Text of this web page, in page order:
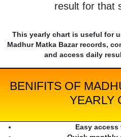
result for that
This yearly chart is useful for
Madhur Matka Bazar records,
and access daily
BENIFITS OF
YEARLY
Easy